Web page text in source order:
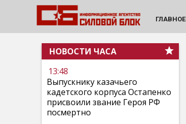
ГЛАВНОЕ
НОВОСТИ ЧАСА
13:48
Выпускнику казачьего
кадетского корпуса Остапенко
присвоили звание Героя РФ
посмертно